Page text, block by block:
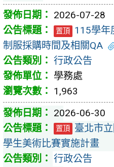
2026-07-28
置頂 115學年
制服採購時間及相關QA
行政公告
學務處
1,963
2026-06-30
置頂 臺北市
學生美術比賽實施計畫
行政公告